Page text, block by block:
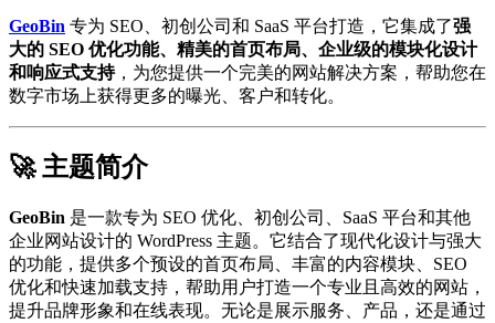
GeoBin 专为 SEO、初创公司和 SaaS 平台打造，它集成了强
大的 SEO 优化功能、精美的首页布局、企业级的模块化设计
和响应式支持，为您提供一个完美的网站解决方案，帮助您在
数字市场上获得更多的曝光、客户和转化。
🚀 主题简介
GeoBin 是一款专为 SEO 优化、初创公司、SaaS 平台和其他
企业网站设计的 WordPress 主题。它结合了现代化设计与强大
的功能，提供多个预设的首页布局、丰富的内容模块、SEO
优化和快速加载支持，帮助用户打造一个专业且高效的网站，
提升品牌形象和在线表现。无论是展示服务、产品，还是通过